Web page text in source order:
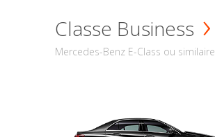
Classe Business
Mercedes-Benz E-Class ou similaire